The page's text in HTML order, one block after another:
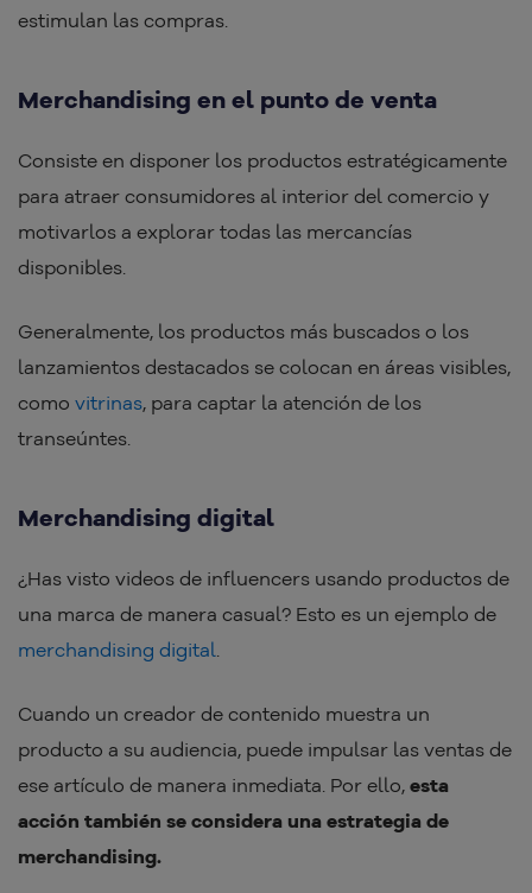
estimulan las compras.
Merchandising en el punto de venta
Consiste en disponer los productos estratégicamente
para atraer consumidores al interior del comercio y
motivarlos a explorar todas las mercancías
disponibles.
Generalmente, los productos más buscados o los
lanzamientos destacados se colocan en áreas visibles,
como vitrinas, para captar la atención de los
transeúntes.
Merchandising digital
¿Has visto videos de influencers usando productos de
una marca de manera casual? Esto es un ejemplo de
merchandising digital
Cuando un creador de contenido muestra un
producto a su audiencia, puede impulsar las ventas de
ese artículo de manera inmediata. Por ello, esta
acción también se considera una estrategia de
merchandising.